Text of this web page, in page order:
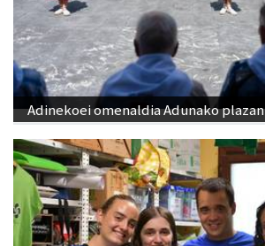
Adinekoei omenaldia Adunako plazan